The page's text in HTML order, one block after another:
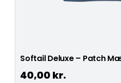
Softail Deluxe – Patch
40,00 kr.